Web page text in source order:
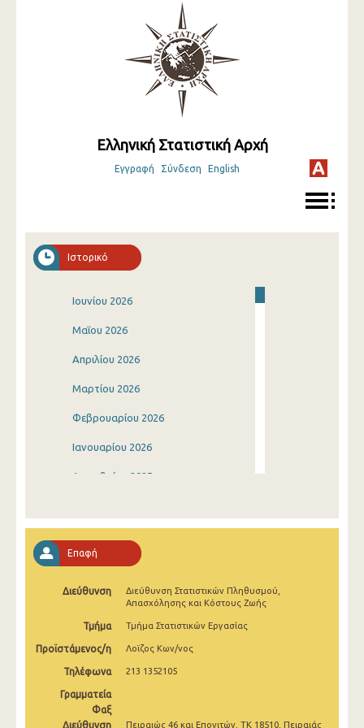
Ελληνική Στατιστική Αρχή
Εγγραφή Σύνδεση English
Ιστορικό
Ιουνίου 2026
Μαΐου 2026
Απριλίου 2026
Μαρτίου 2026
Φεβρουαρίου 2026
Ιανουαρίου 2026
Δεκεμβρίου 2025
Σεπτεμβρίου 2025
Αυγούστου 2025
Ιουλίου 2025
Ιουνίου 2025
Απριλίου 2025
Επαφή
Διεύθυνση
Διεύθυνση Στατιστικών Πληθυσμού,
Απασχόλησης και Κόστους Ζωής
Τμήμα Τμήμα Στατιστικών Εργασίας
Προϊστάμενος/η Λοϊζος Κων/νος
Τηλέφωνα 213 1352105
Γραμματεία
Φαξ
Διεύθυνση
Πειραιώς 46 και Επονιτών, ΤΚ 18510, Πειραιάς